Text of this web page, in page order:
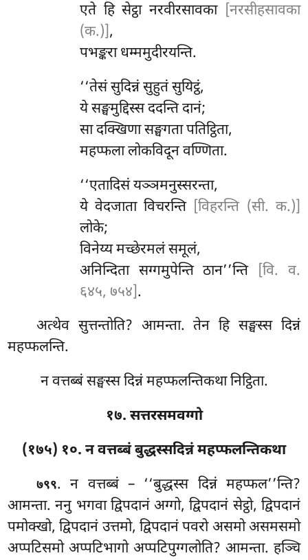
एते हि सेट्ठा नरवीरसावका [नरसीहसावका
(क.)],
पभङ्करा धम्ममुदीरयन्ति.
‘‘तेसं सुदिन्नं सुहुतं सुयिट्ठं,
ये सङ्घमुद्दिस्स ददन्ति दानं;
सादक्खिणा सङ्घगता पतिट्ठिता,
महप्फला लोकविदून वण्णिता.
‘‘एतादिसं यञ्ञमनुस्सरन्ता,
ये वेदजाता विचरन्ति [विहरन्ति (सी. क.)]
लोके;
विनेय्य मच्छेरमलं समूलं,
अनिन्दिता सग्गमुपेन्ति ठान’’न्ति
[वि. व.
६४५, ७५४] .
अत्थेव सुत्तन्तोति? आमन्ता. तेन हि सङ्घस्स दिन्नं
महप्फलन्ति.
न वत्तब्बं सङ्घस्स दिन्नं महप्फलन्तिकथा निट्ठिता.
१७. सत्तरसमवग्गो
(१७५) १०. न वत्तब्बं बुद्धस्सदिन्नं महप्फलन्तिकथा
७९९. न वत्तब्बं – ‘‘बुद्धस्स दिन्नं महप्फल’’न्ति?
आमन्ता. ननु भगवा द्विपदानं अग्गो, द्विपदानं सेट्ठो, द्विपदानं
पमोक्खो, द्विपदानं उत्तमो, द्विपदानं पवरो असमो असमसमो
अप्पटिसमो अप्पटिभागो अप्पटिपुग्गलोति? आमन्ता. हञ्चि